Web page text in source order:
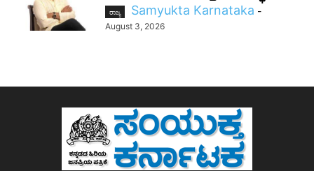
ರಾಜ್ಯ Samyukta Karnataka -
August 3, 2026